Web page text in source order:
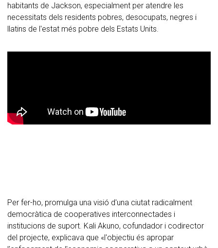
habitants de Jackson, especialment per atendre les
necessitats dels residents pobres, desocupats, negres i
llatins de l'estat més pobre dels Estats Units.
Per fer-ho, promulga una visió d'una ciutat radicalment
democràtica de cooperatives interconnectades i
institucions de suport. Kali Akuno, cofundador i codirector
del projecte, explicava que «l'objectiu és apropar